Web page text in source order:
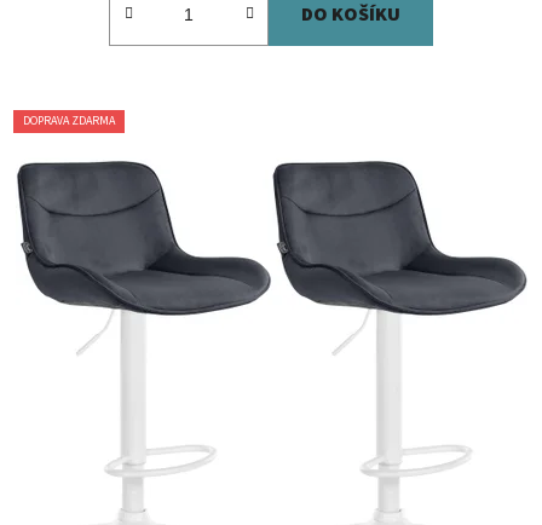
DO KOŠÍKU
DOPRAVA ZDARMA